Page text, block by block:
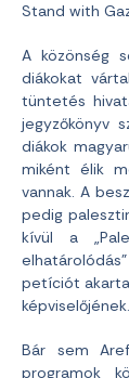
Stand with
A közönség
diákokat
tüntetés
jegyzőkönyv
diákok
miként élik
vannak. A
pedig
kívül a
petíciót
képviselőjének.
Bár sem
programok